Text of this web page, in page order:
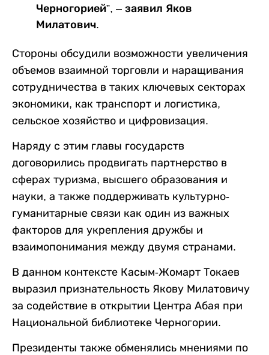
Черногорией”, – заявил Яков
Милатович.
Стороны обсудили возможности увеличения
объемов взаимной торговли и наращивания
сотрудничества в таких ключевых секторах
экономики, как транспорт и логистика,
сельское хозяйство и цифровизация.
Наряду с этим главы государств
договорились продвигать партнерство в
сферах туризма, высшего образования и
науки, а также поддерживать культурно-
гуманитарные связи как один из важных
факторов для укрепления дружбы и
взаимопонимания между двумя странами.
В данном контексте Касым-Жомарт Токаев
выразил признательность Якову Милатовичу
за содействие в открытии Центра Абая при
Национальной библиотеке Черногории.
Президенты также обменялись мнениями по